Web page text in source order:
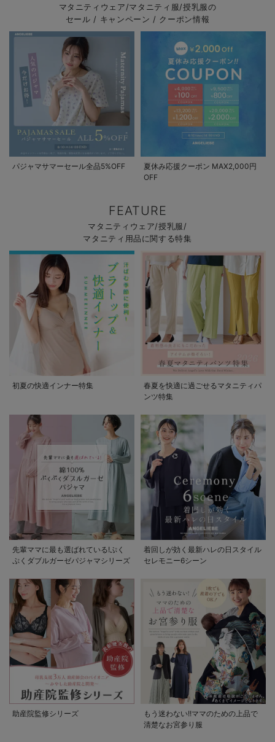
マタニティウェア/マタニティ服/授乳服の
セール / キャンペーン / クーポン情報
パジャマサマーセール全品5%OFF
夏休み応援クーポン MAX2,000円
OFF
FEATURE
マタニティウェア/授乳服/
マタニティ用品に関する特集
初夏の快適インナー特集
春夏を快適に過ごせるマタニティパ
ンツ特集
先輩ママに最も選ばれている!ぷく
ぷくダブルガーゼパジャマシリーズ
着回しが効く最新ハレの日スタイル
セレモニー6シーン
助産院監修シリーズ
もう迷わない!!ママのための上品で
清楚なお宮参り服